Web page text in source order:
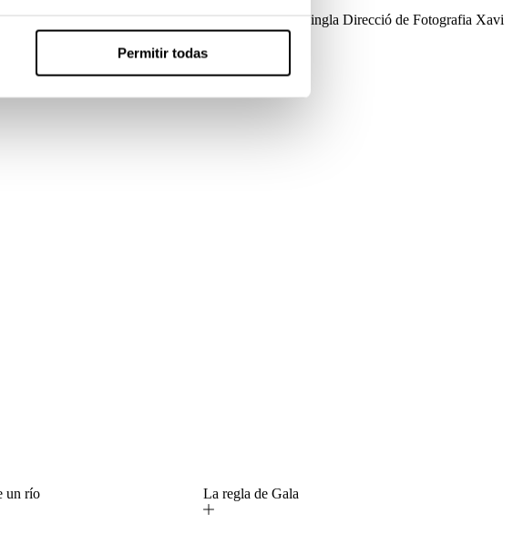
Permitir todas
Direcció de ProduccióMarina G. Andreu; Aleix S ingla Direcció de Fotografia Xavi
Manel Àvila ProductoraEscac Films
un río La regla de Gala